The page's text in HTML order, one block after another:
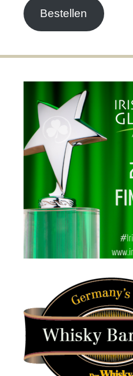
Bestellen